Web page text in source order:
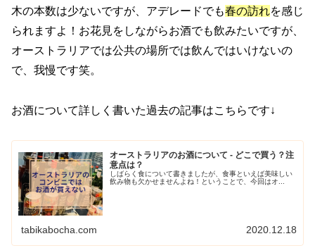
木の本数は少ないですが、アデレードでも春の訪れを感じ
られますよ！お花見をしながらお酒でも飲みたいですが、
オーストラリアでは公共の場所では飲んではいけないの
で、我慢です笑。
お酒について詳しく書いた過去の記事はこちらです↓
オーストラリアのお酒について - どこで買う？注
意点は？
しばらく食について書きましたが、食事といえば美味しい
飲み物も欠かせませんよね！ということで、今回はオ...
tabikabocha.com 2020.12.18